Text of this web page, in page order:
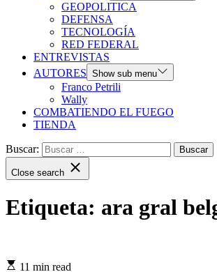
GEOPOLITICA
DEFENSA
TECNOLOGÍA
RED FEDERAL
ENTREVISTAS
AUTORES Show sub menu
Franco Petrili
Wally
COMBATIENDO EL FUEGO
TIENDA
Buscar:
Close search
Etiqueta: ara gral
11 min read